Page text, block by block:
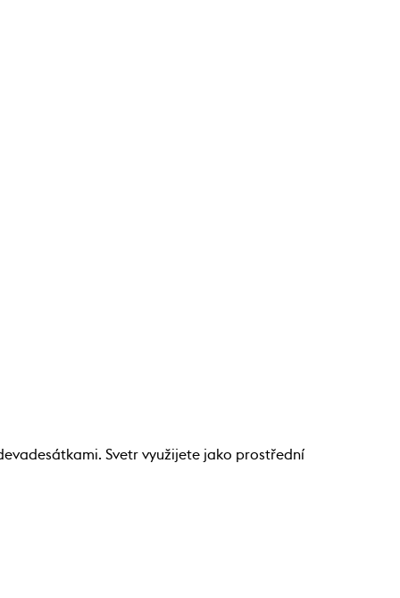
Svetr využijete jako prostřední